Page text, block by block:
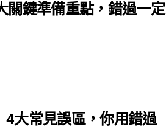
關鍵準備重點，錯過一定
4大常見誤區，你用錯過